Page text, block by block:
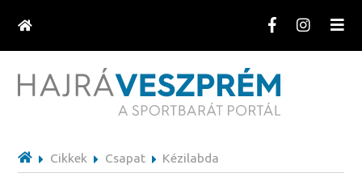
Cikkek Csapat Kézilabda